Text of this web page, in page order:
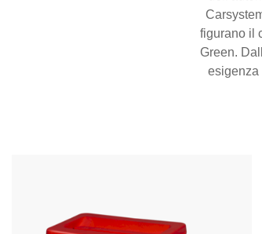
figurano il
Green.
esigenza